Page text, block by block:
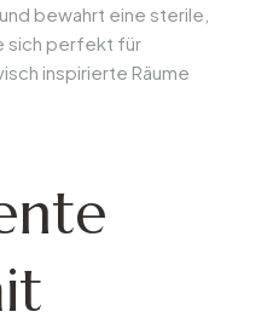
bewahrt eine sterile,
sich perfekt für
inspirierte Räume